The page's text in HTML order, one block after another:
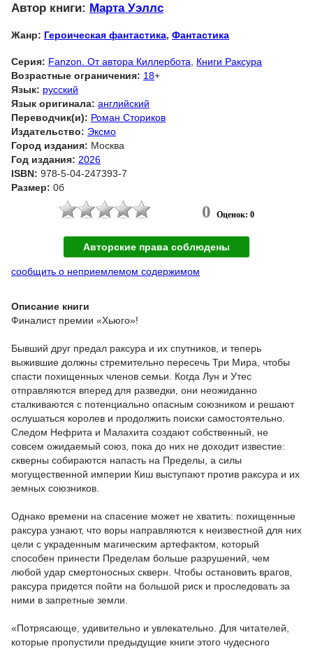
Автор книги: Марта Уэллс
Жанр: Героическая фантастика, Фантастика
Серия: Fanzon. От автора Киллербота
Книги Раксура
Возрастные ограничения: 18+
Язык: русский
Язык оригинала: английский
Переводчик(и): Роман Сториков
Издательство: Эксмо
Город издания: Москва
Год издания: 2026
ISBN: 978-5-04-247393-7
Размер: 0б
0 Оценок: 0
Авторские права соблюдены
сообщить о неприемлемом содержимом
Описание книги
Финалист премии «Хьюго»!
Бывший друг предал раксура и их спутников, и теперь
выжившие должны стремительно пересечь Три Мира, чтобы
спасти похищенных членов семьи. Когда Лун и Утес
отправляются вперед для разведки, они неожиданно
сталкиваются с потенциально опасным союзником и решают
ослушаться королев и продолжить поиски самостоятельно.
Следом Нефрита и Малахита создают собственный, не
совсем ожидаемый союз, пока до них не доходит известие:
скверны собираются напасть на Пределы, а силы
могущественной империи Киш выступают против раксура и их
земных союзников.
Однако времени на спасение может не хватить: похищенные
раксура узнают, что воры направляются к неизвестной для них
цели с украденным магическим артефактом, который
способен принести Пределам больше разрушений, чем
любой удар смертоносных скверн. Чтобы остановить врагов,
раксура придется пойти на большой риск и проследовать за
ними в запретные земли.
«Потрясающе, удивительно и увлекательно. Для читателей,
которые пропустили предыдущие книги этого чудесного